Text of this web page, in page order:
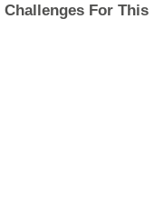
Challenges For This